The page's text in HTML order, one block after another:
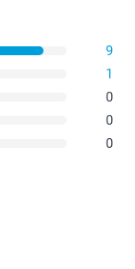
9
1
0
0
0